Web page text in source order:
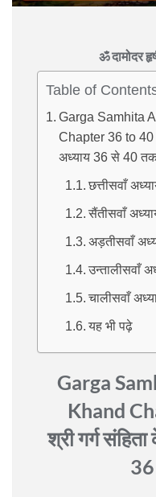
ॐ दामोदर
Table of
Garga Samhita
Chapter 36 to 40
अध्याय 36 से 40
छत्तीसवाँ
सैंतीसवाँ
अड़तीसवाँ
उन्तालीसवाँ
चालीसवाँ
यह भी पढ़े
Garga
Khand
श्री गर्ग